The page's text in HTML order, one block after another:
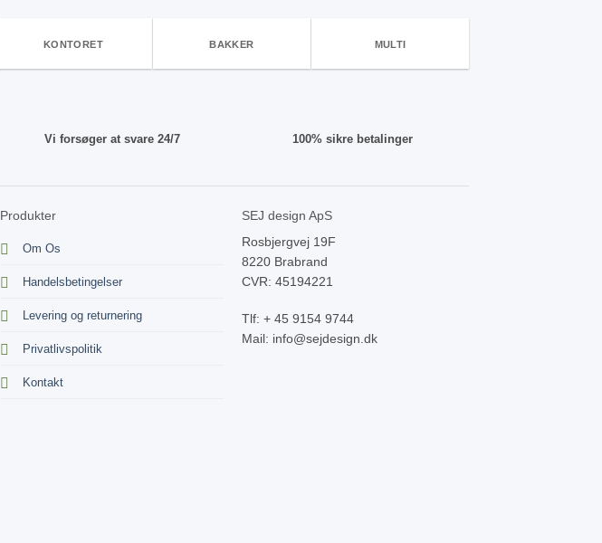
KONTORET BAKKER MULTI
Vi forsøger at svare 24/7 100% sikre betalinger
Produkter
Om Os
Handelsbetingelser
Levering og returnering
Privatlivspolitik
Kontakt
SEJ design ApS
Rosbjergvej 19F
8220 Brabrand
CVR: 45194221
Tlf: + 45 9154 9744
Mail: info@sejdesign.dk